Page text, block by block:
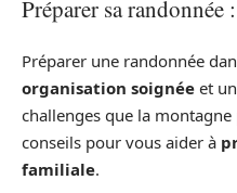
Préparer sa
Préparer une randonnée
organisation soignée et
challenges que la
conseils pour vous aider à
familiale.